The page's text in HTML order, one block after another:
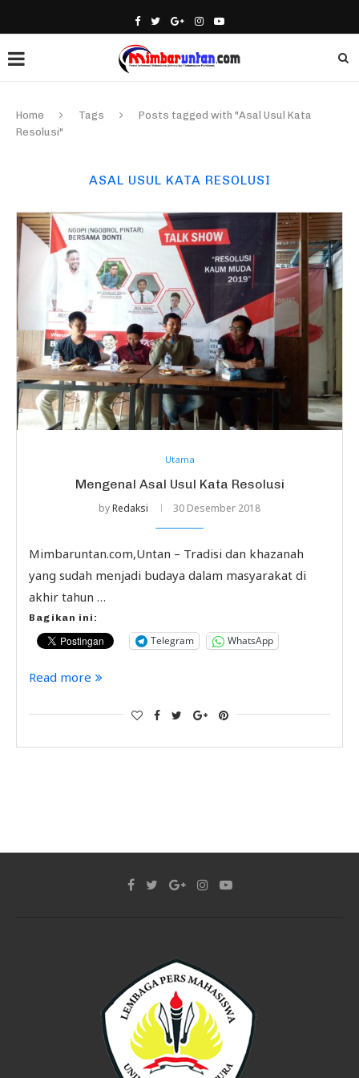
Home Tags
Posts tagged with "Asal Usul Kata
Resolusi"
ASAL USUL KATA RESOLUSI
Utama
Mengenal Asal Usul Kata Resolusi
byRedaksi 30 Desember 2018
Mimbaruntan.com,Untan – Tradisi dan khazanah
yang sudah menjadi budaya dalam masyarakat di
akhir tahun …
Bagikan ini:
Telegram WhatsApp
Read more